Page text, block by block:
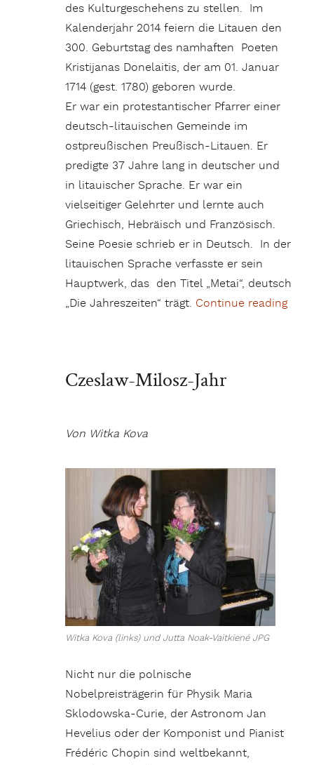
des Kulturgeschehens zu stellen. Im
Kalenderjahr 2014 feiern die Litauen den
300. Geburtstag des namhaften Poeten
Kristijanas Donelaitis, der am 01. Januar
1714 (gest. 1780) geboren wurde.
Er war ein protestantischer Pfarrer einer
deutsch-litauischen Gemeinde im
ostpreußischen Preußisch-Litauen. Er
predigte 37 Jahre lang in deutscher und
in litauischer Sprache. Er war ein
vielseitiger Gelehrter und lernte auch
Griechisch, Hebräisch und Französisch.
Seine Poesie schrieb er in Deutsch. In der
litauischen Sprache verfasste er sein
Hauptwerk, das den Titel „Metai“, deutsch
„Die Jahreszeiten“ trägt. Continue reading
Czeslaw-Milosz-Jahr
Von Witka Kova
Witka Kova (links) und Jutta Noak-Vaitkiené JPG
Nicht nur die polnische
Nobelpreisträgerin für Physik Maria
Sklodowska-Curie, der Astronom Jan
Hevelius oder der Komponist und Pianist
Frédéric Chopin sind weltbekannt,